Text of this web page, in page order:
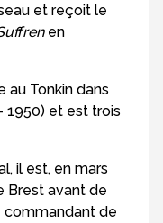
et reçoit le
en
au Tonkin dans
1950) et est trois
il est, en mars
Brest avant de
commandant de